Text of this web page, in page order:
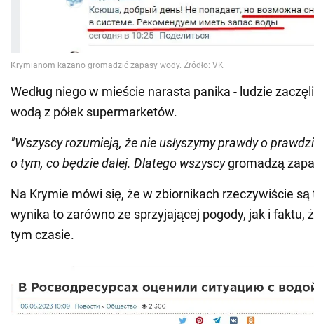
Według niego w mieście narasta panika - ludzie
wodą z półek supermarketów.
"Wszyscy rozumieją, że nie usłyszymy prawdy o
o tym, co będzie dalej. Dlatego wszyscygromadzą
Na Krymie mówi się, że w zbiornikach rzeczywiście
wynika to zarówno ze sprzyjającej pogody, jak i faktu,
tym czasie.